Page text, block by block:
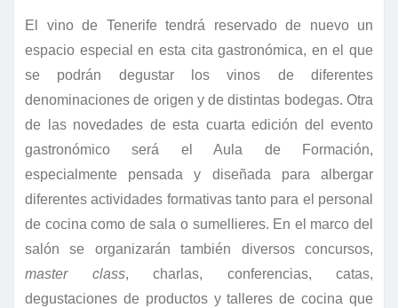
El vino de Tenerife tendrá reservado de nuevo un
espacio especial en esta cita gastronómica, en el que
se podrán degustar los vinos de diferentes
denominaciones de origen y de distintas bodegas. Otra
de las novedades de esta cuarta edición del evento
gastronómico será el Aula de Formación,
especialmente pensada y diseñada para albergar
diferentes actividades formativas tanto para el personal
de cocina como de sala o sumellieres. En el marco del
salón se organizarán también diversos concursos,
master class, charlas, conferencias, catas,
degustaciones de productos y talleres de cocina que